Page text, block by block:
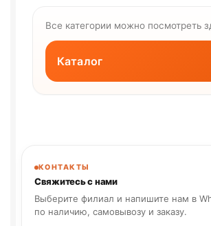
Все категории можно посмотреть
Каталог
КОНТАКТЫ
Свяжитесь с нами
Выберите филиал и напишите нам в
по наличию, самовывозу и заказу.